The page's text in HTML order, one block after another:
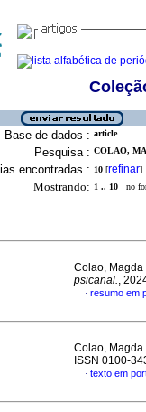
Base de dados : article
Pesquisa : COLAO,
encontradas : 10 [refinar]
Mostrando: 1 .. 10 no
Colao, Magda
psicanal.,
· resumo em
Colao, Magda
ISSN 0100-
· texto em